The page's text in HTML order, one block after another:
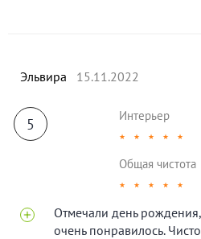
Эльвира 15.11.2022
5 Интерьер
★ ★ ★ ★ ★
Общая чистота
★ ★ ★ ★ ★
Отмечали день
очень понравилось.